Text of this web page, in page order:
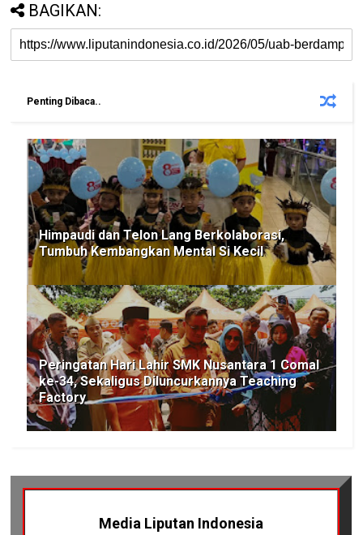
BAGIKAN:
Penting Dibaca..
Himpaudi dan Telon Lang Berkolaborasi,
Tumbuh Kembangkan Mental Si Kecil
Peringatan Hari Lahir SMK Nusantara 1 Comal
ke-34, Sekaligus Diluncurkannya Teaching
Factory
Media Liputan Indonesia